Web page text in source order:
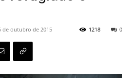
de outubro de 2015 0
1218